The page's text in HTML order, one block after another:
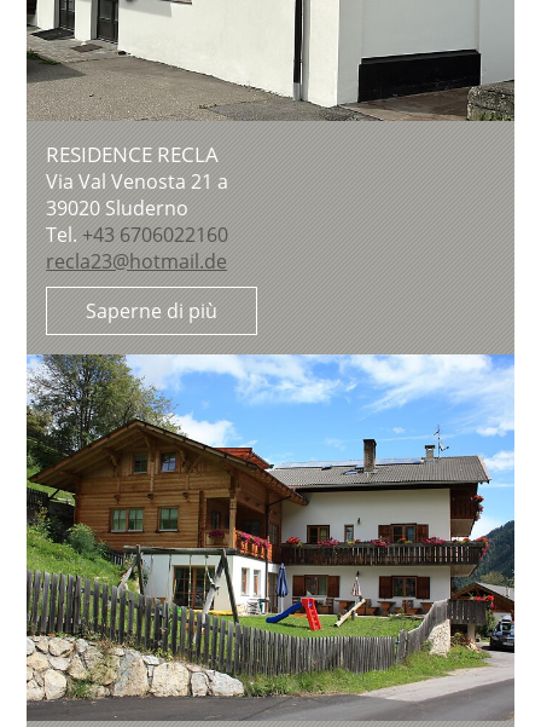
RESIDENCE RECLA
Via Val Venosta 21 a
39020Sluderno
Tel.+43 6706022160
recla23@hotmail.de
Saperne di più